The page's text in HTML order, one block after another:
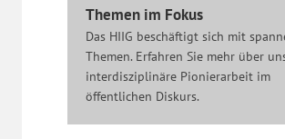
Themen im Fokus
Das HIIG beschäftigt sich mit
Themen. Erfahren Sie mehr über
interdisziplinäre Pionierarbeit im
öffentlichen Diskurs.